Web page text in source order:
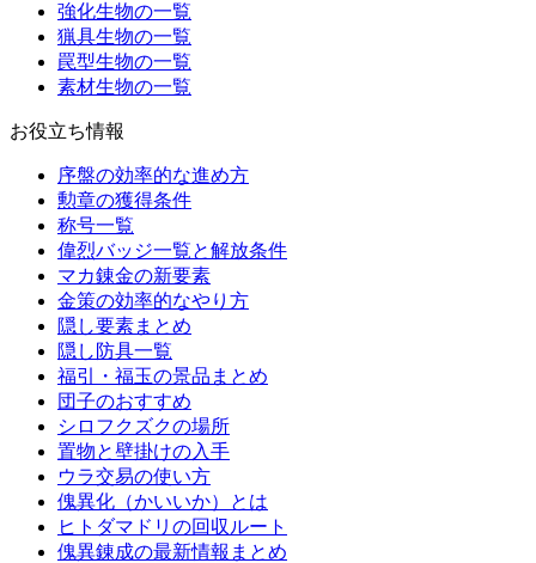
強化生物の一覧
猟具生物の一覧
罠型生物の一覧
素材生物の一覧
お役立ち情報
序盤の効率的な進め方
勲章の獲得条件
称号一覧
偉烈バッジ一覧と解放条件
マカ錬金の新要素
金策の効率的なやり方
隠し要素まとめ
隠し防具一覧
福引・福玉の景品まとめ
団子のおすすめ
シロフクズクの場所
置物と壁掛けの入手
ウラ交易の使い方
傀異化（かいいか）とは
ヒトダマドリの回収ルート
傀異錬成の最新情報まとめ